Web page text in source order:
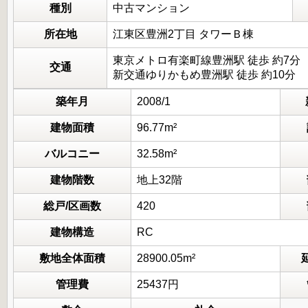
種別 中古マンション
所在地 江東区豊洲2丁目 タワーＢ棟
交通
東京メトロ有楽町線豊洲駅 徒歩 約7分
新交通ゆりかもめ豊洲駅 徒歩 約10分
築年月 2008/1
建物面積 96.77m²
バルコニー 32.58m²
建物階数 地上32階
総戸/区画数 420
建物構造 RC
敷地全体面積 28900.05m²
管理費 25437円